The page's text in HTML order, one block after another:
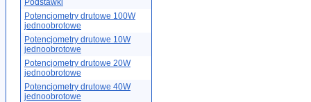
Podstawki
Potencjometry drutowe 100W
jednoobrotowe
Potencjometry drutowe 10W
jednoobrotowe
Potencjometry drutowe 20W
jednoobrotowe
Potencjometry drutowe 40W
jednoobrotowe